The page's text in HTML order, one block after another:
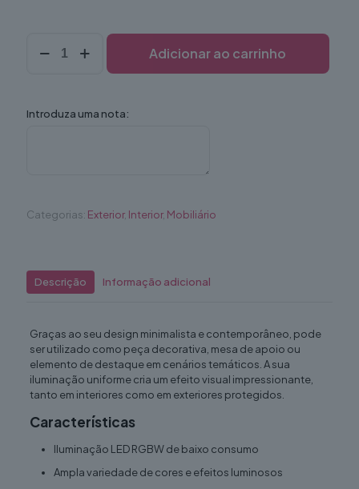
Adicionar ao carrinho
Introduza uma nota:
Categorias: Exterior, Interior, Mobiliário
Descrição Informação adicional
Graças ao seu design minimalista e contemporâneo, pode
ser utilizado como peça decorativa, mesa de apoio ou
elemento de destaque em cenários temáticos. A sua
iluminação uniforme cria um efeito visual impressionante,
tanto em interiores como em exteriores protegidos.
Características
Iluminação LED RGBW de baixo consumo
Ampla variedade de cores e efeitos luminosos